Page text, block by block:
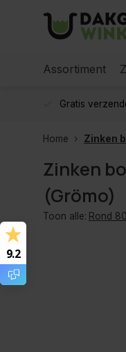
Assortiment
Gratis
Home Zinken
Zinken
(Grömo)
Toon alle: Rond
9.2